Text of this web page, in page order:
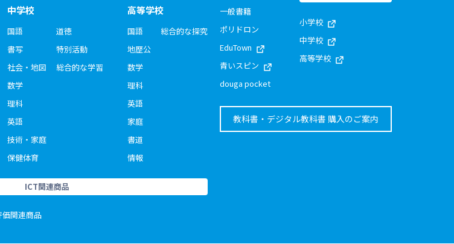
中学校
国語
書写
社会・地図
数学
理科
英語
技術・家庭
保健体育
道徳
特別活動
総合的な学習
高等学校
国語
地歴公
数学
理科
英語
家庭
書道
情報
総合的な探究
ICT関連商品
価関連商品
一般書籍
ポリドロン
EduTown
青いスピン
douga pocket
小学校
中学校
高等学校
教科書・デジタル教科書 購入のご案内